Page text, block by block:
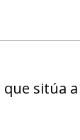
sitúa